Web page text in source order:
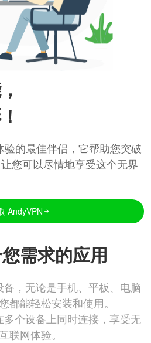
的最佳伴侣，它帮助您突破
您可以尽情地享受这个无界
AndyVPN
需求的应用
，无论是手机、平板、电脑
都能轻松安装和使用。
个设备上同时连接，享受无
联网体验。